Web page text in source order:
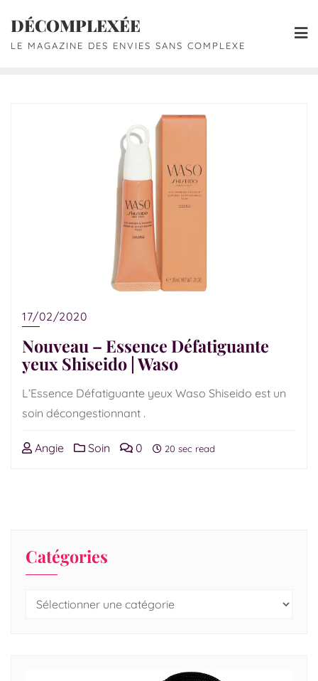
DÉCOMPLEXÉE
LE MAGAZINE DES ENVIES SANS COMPLEXE
17/02/2020
Nouveau – Essence Défatiguante
yeux Shiseido | Waso
L’Essence Défatiguante yeux Waso Shiseido est un
soin décongestionnant .
Angie Soin 0 20 sec read
Catégories